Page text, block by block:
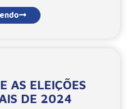
AS ELEIÇÕES
DE 2024